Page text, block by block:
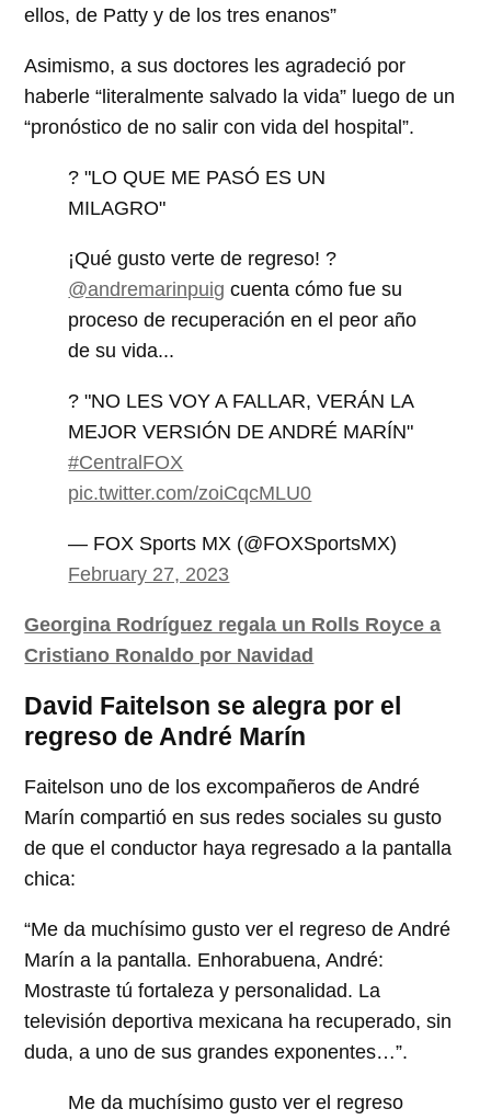
ellos, de Patty y de los tres enanos”
Asimismo, a sus doctores les agradeció por
haberle “literalmente salvado la vida” luego de un
“pronóstico de no salir con vida del hospital”.
? "LO QUE ME PASÓ ES UN
MILAGRO"
¡Qué gusto verte de regreso! ?
@andremarinpuig cuenta cómo fue su
proceso de recuperación en el peor año
de su vida...
? "NO LES VOY A FALLAR, VERÁN LA
MEJOR VERSIÓN DE ANDRÉ MARÍN"
#CentralFOX
pic.twitter.com/zoiCqcMLU0
— FOX Sports MX (@FOXSportsMX)
February 27, 2023
Georgina Rodríguez regala un Rolls Royce a
Cristiano Ronaldo por Navidad
David Faitelson se alegra por el
regreso de André Marín
Faitelson uno de los excompañeros de André
Marín compartió en sus redes sociales su gusto
de que el conductor haya regresado a la pantalla
chica:
“Me da muchísimo gusto ver el regreso de André
Marín a la pantalla. Enhorabuena, André:
Mostraste tú fortaleza y personalidad. La
televisión deportiva mexicana ha recuperado, sin
duda, a uno de sus grandes exponentes…”.
Me da muchísimo gusto ver el regreso